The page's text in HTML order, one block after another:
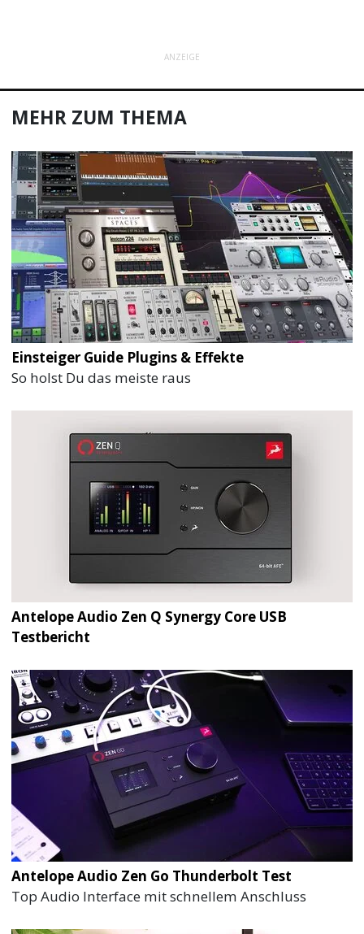
ANZEIGE
MEHR ZUM THEMA
Einsteiger Guide Plugins & Effekte
So holst Du das meiste raus
Antelope Audio Zen Q Synergy Core USB
Testbericht
Antelope Audio Zen Go Thunderbolt Test
Top Audio Interface mit schnellem Anschluss